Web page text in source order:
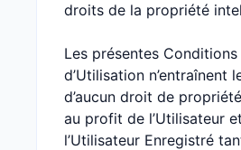
droits de la propriété
Les présentes Conditions
d’Utilisation n’entraînent
d’aucun droit de
au profit de l’Utilisateur
l’Utilisateur Enregistré